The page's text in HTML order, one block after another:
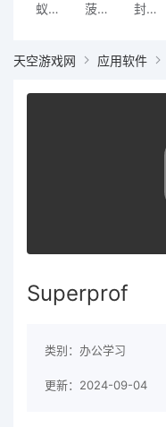
蚁淘生活全新版 菠萝包轻小说免费版 封神让我来
天空游戏网 应用软件
Superprof
类别：办公学习
更新：2024-09-04